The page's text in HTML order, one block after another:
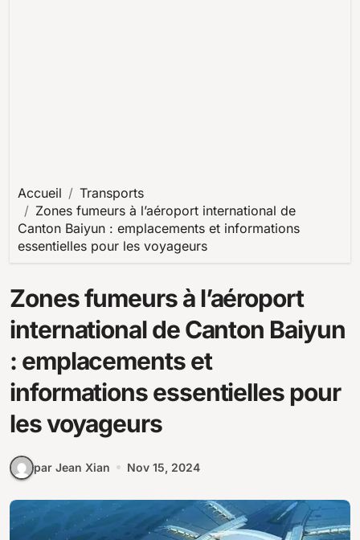
Accueil
Transports
Zones fumeurs à l’aéroport international de
Canton Baiyun : emplacements et informations
essentielles pour les voyageurs
Zones fumeurs à l’aéroport
international de Canton Baiyun
: emplacements et
informations essentielles pour
les voyageurs
par Jean Xian Nov 15, 2024